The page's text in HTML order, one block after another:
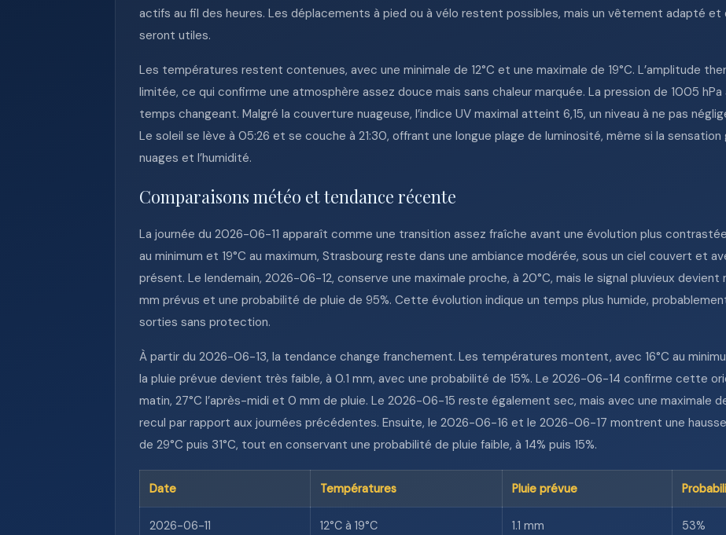
actifs au fil des heures. Les déplacements à pied ou à vélo restent possibles, mais un vêtement adapté et
seront utiles.
Les températures restent contenues, avec une minimale de 12°C et une maximale de 19°C. L’amplitude
limitée, ce qui confirme une atmosphère assez douce mais sans chaleur marquée. La pression de 1005
temps changeant. Malgré la couverture nuageuse, l’indice UV maximal atteint 6,15, un niveau à ne pas
Le soleil se lève à 05:26 et se couche à 21:30, offrant une longue plage de luminosité, même si la
nuages et l’humidité.
Comparaisons météo et tendance récente
La journée du 2026-06-11 apparaît comme une transition assez fraîche avant une évolution plus contrastée
au minimum et 19°C au maximum, Strasbourg reste dans une ambiance modérée, sous un ciel couvert et
présent. Le lendemain, 2026-06-12, conserve une maximale proche, à 20°C, mais le signal pluvieux
mm prévus et une probabilité de pluie de 95%. Cette évolution indique un temps plus humide,
sorties sans protection.
À partir du 2026-06-13, la tendance change franchement. Les températures montent, avec 16°C au
la pluie prévue devient très faible, à 0.1 mm, avec une probabilité de 15%. Le 2026-06-14 confirme cette
matin, 27°C l’après-midi et 0 mm de pluie. Le 2026-06-15 reste également sec, mais avec une maximale
recul par rapport aux journées précédentes. Ensuite, le 2026-06-16 et le 2026-06-17 montrent une
de 29°C puis 31°C, tout en conservant une probabilité de pluie faible, à 14% puis 15%.
Date Températures Pluie prévue
2026-06-11 12°C à 19°C 1.1 mm 53%